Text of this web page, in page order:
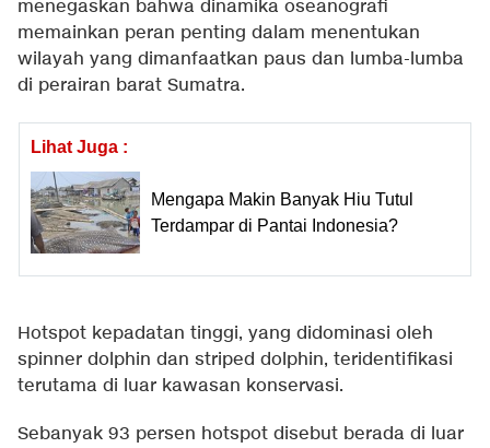
menegaskan bahwa dinamika oseanografi
memainkan peran penting dalam menentukan
wilayah yang dimanfaatkan paus dan lumba-lumba
di perairan barat Sumatra.
Lihat Juga :
Mengapa Makin Banyak Hiu Tutul
Terdampar di Pantai Indonesia?
Hotspot kepadatan tinggi, yang didominasi oleh
spinner dolphin dan striped dolphin, teridentifikasi
terutama di luar kawasan konservasi.
Sebanyak 93 persen hotspot disebut berada di luar